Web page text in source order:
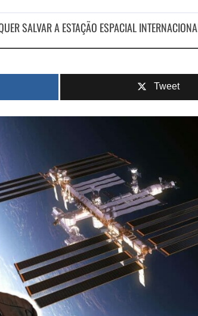
SALVAR A ESTAÇÃO ESPACIAL
Tweet